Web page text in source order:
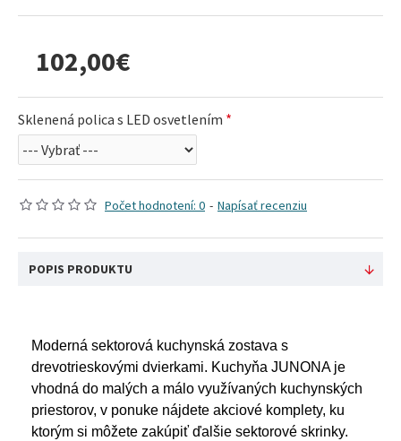
Počet hodnotení: 0 - Napísať recenziu
102,00€
Sklenená polica s LED osvetlením
POPIS PRODUKTU
Moderná sektorová kuchynská zostava s
drevotrieskovými dvierkami. Kuchyňa JUNONA je
vhodná do malých a málo využívaných kuchynských
priestorov, v ponuke nájdete akciové komplety, ku
ktorým si môžete zakúpiť ďalšie sektorové skrinky.